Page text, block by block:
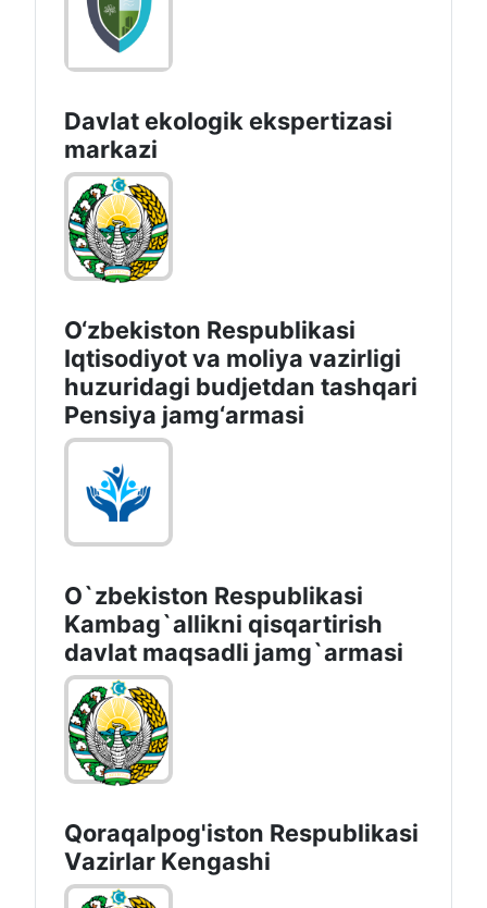
Davlat ekologik ekspertizasi
markazi
O‘zbekiston Respublikasi
Iqtisodiyot va moliya vazirligi
huzuridagi budjetdan tashqari
Pensiya jamg‘armasi
O`zbekiston Respublikasi
Kambag`allikni qisqartirish
davlat maqsadli jamg`armasi
Qoraqalpog'iston Rеspublikаsi
Vаzirlаr Kеngаshi